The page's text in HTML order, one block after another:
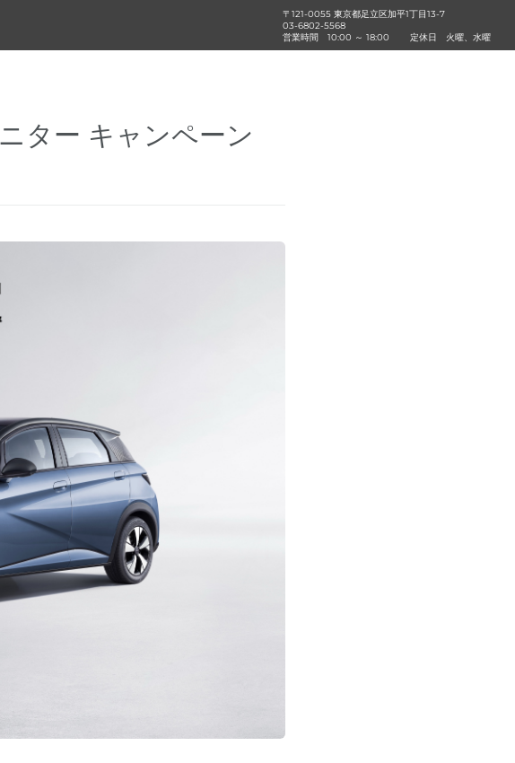
〒121-0055 東京都足立区加平1丁目13‐7
03-6802-5568
営業時間
10:00 ～ 18:00 定休日 火曜、水曜
ター キャンペーン